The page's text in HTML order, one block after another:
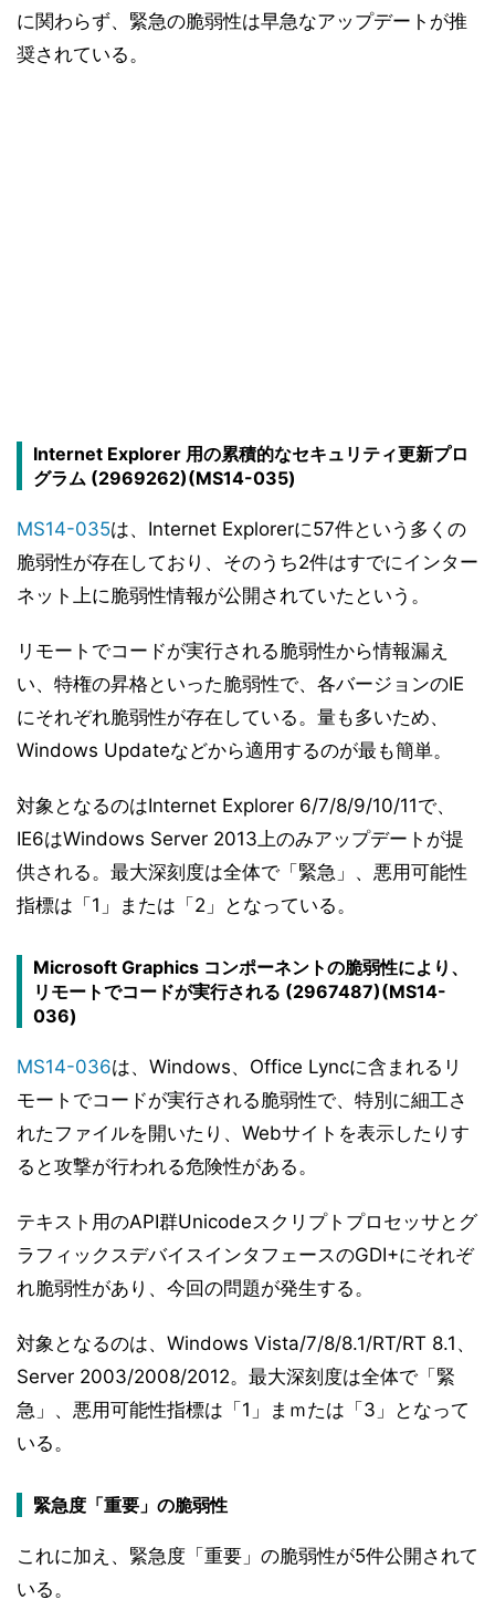
に関わらず、緊急の脆弱性は早急なアップデートが推
奨されている。
Internet Explorer 用の累積的なセキュリティ更新プロ
グラム (2969262)(MS14-035)
MS14-035は、Internet Explorerに57件という多くの
脆弱性が存在しており、そのうち2件はすでにインター
ネット上に脆弱性情報が公開されていたという。
リモートでコードが実行される脆弱性から情報漏え
い、特権の昇格といった脆弱性で、各バージョンのIE
にそれぞれ脆弱性が存在している。量も多いため、
Windows Updateなどから適用するのが最も簡単。
対象となるのはInternet Explorer 6/7/8/9/10/11で、
IE6はWindows Server 2013上のみアップデートが提
供される。最大深刻度は全体で「緊急」、悪用可能性
指標は「1」または「2」となっている。
Microsoft Graphics コンポーネントの脆弱性により、
リモートでコードが実行される (2967487)(MS14-
036)
MS14-036は、Windows、Office Lyncに含まれるリ
モートでコードが実行される脆弱性で、特別に細工さ
れたファイルを開いたり、Webサイトを表示したりす
ると攻撃が行われる危険性がある。
テキスト用のAPI群Unicodeスクリプトプロセッサとグ
ラフィックスデバイスインタフェースのGDI+にそれぞ
れ脆弱性があり、今回の問題が発生する。
対象となるのは、Windows Vista/7/8/8.1/RT/RT 8.1、
Server 2003/2008/2012。最大深刻度は全体で「緊
急」、悪用可能性指標は「1」まｍたは「3」となって
いる。
緊急度「重要」の脆弱性
これに加え、緊急度「重要」の脆弱性が5件公開されて
いる。